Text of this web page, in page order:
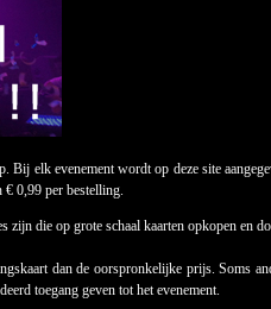
elk evenement wordt op deze site
€ 0,99 per bestelling.
die op grote schaal kaarten opkopen en
dan de oorspronkelijke prijs. Soms
toegang geven tot het evenement.